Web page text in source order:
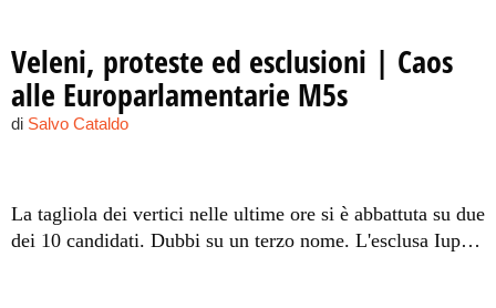
Veleni, proteste ed esclusioni | Caos
alle Europarlamentarie M5s
di Salvo Cataldo
La tagliola dei vertici nelle ultime ore si è abbattuta su due
dei 10 candidati. Dubbi su un terzo nome. L'esclusa Iuppa: